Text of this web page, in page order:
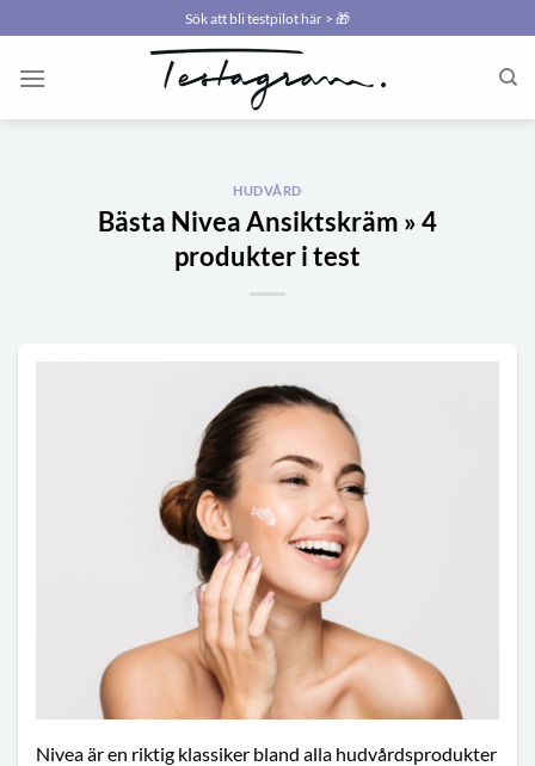
to
content
Sök att bli testpilot här > 🎁
HUDVÅRD
Bästa Nivea Ansiktskräm » 4
produkter i test
Nivea är en riktig klassiker bland alla hudvårdsprodukter